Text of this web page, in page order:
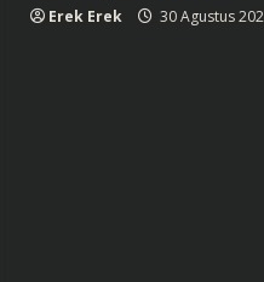
Erek Erek 30 Agustus